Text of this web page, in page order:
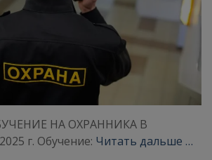
НА ОХРАННИКА В
г. Обучение: Читать дальше …